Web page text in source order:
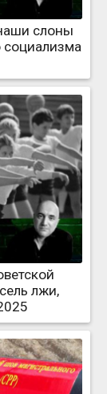
слоны
социализма
лжи,